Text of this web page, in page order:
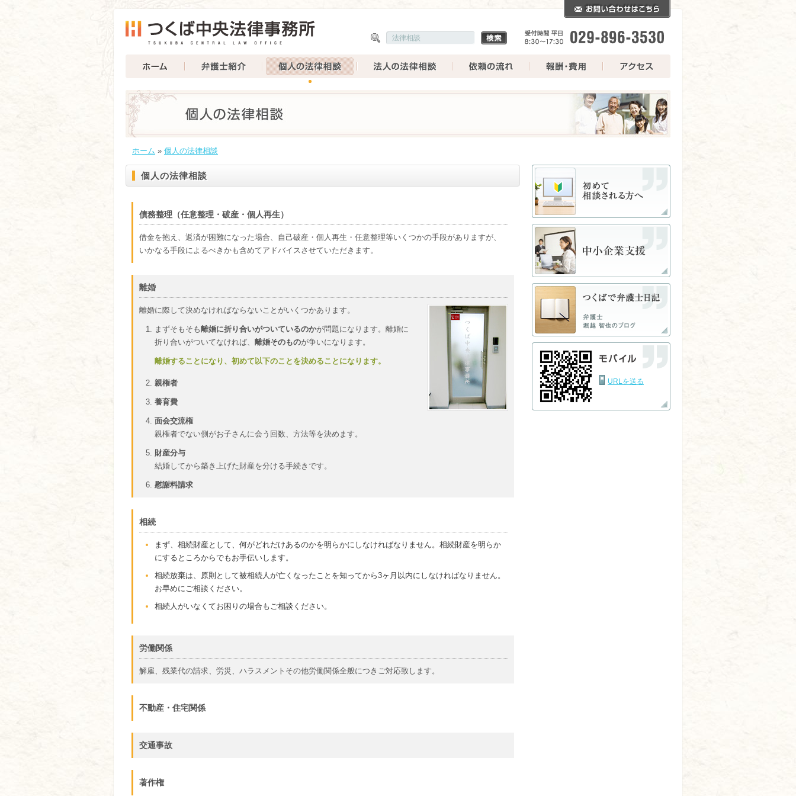
ホーム » 個人の法律相談
個人の法律相談
債務整理（任意整理・破産・個人再生）
借金を抱え、返済が困難になった場合、自己破産・個人再生・任意整理等いくつかの手段がありますが、
いかなる手段によるべきかも含めてアドバイスさせていただきます。
離婚
離婚に際して決めなければならないことがいくつかあります。
まずそもそも離婚に折り合いがついているのかが問題になります。離婚に
折り合いがついてなければ、 離婚そのものが争いになります。
離婚することになり、初めて以下のことを決めることになります。
親権者
養育費
面会交流権
親権者でない側がお子さんに会う回数、方法等を決めます。
財産分与
結婚してから築き上げた財産を分ける手続きです。
慰謝料請求
相続
まず、相続財産として、何がどれだけあるのかを明らかにしなければなりません。相続財産を明らか
にするところからでもお手伝いします。
相続放棄は、原則として被相続人が亡くなったことを知ってから3ヶ月以内にしなければなりません。
お早めにご相談ください。
相続人がいなくてお困りの場合もご相談ください。
労働関係
解雇、残業代の請求、労災、ハラスメントその他労働関係全般につきご対応致します。
不動産・住宅関係
交通事故
著作権
URLを送る